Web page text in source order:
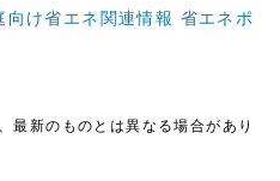
け省エネ関連情報 省エネポ
最新のものとは異なる場合があり